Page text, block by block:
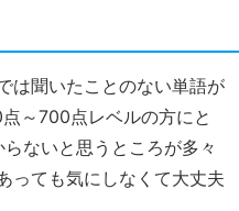
は聞いたことのない単語が
～700点レベルの方にと
ないと思うところが多々
っても気にしなくて大丈夫